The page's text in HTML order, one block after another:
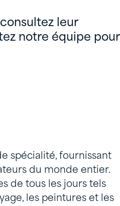
leur
notre équipe pour
spécialité, fournissant
du monde entier.
de tous les jours tels
les peintures et les